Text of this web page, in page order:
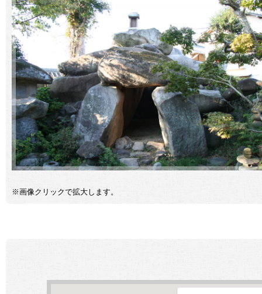
※画像クリックで拡大します。